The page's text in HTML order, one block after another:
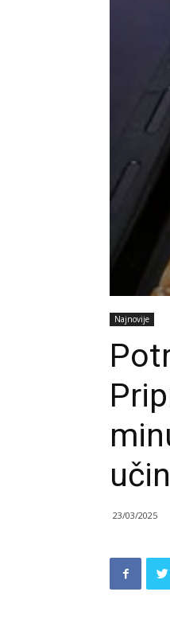
Najnovije
23/03/2025